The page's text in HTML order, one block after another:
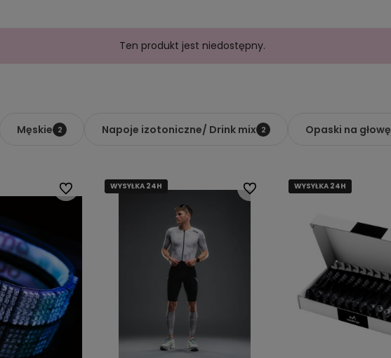
Ten produkt jest niedostępny.
Męskie 2 Napoje izotoniczne/ Drink mix 2 Opaski na głowę
Do ulubionychWYSYŁKA 24H
WYSYŁKA 24H Do ulubionychWYSYŁKA 24H
WYSYŁKA 24H
WYSYŁKA 24H